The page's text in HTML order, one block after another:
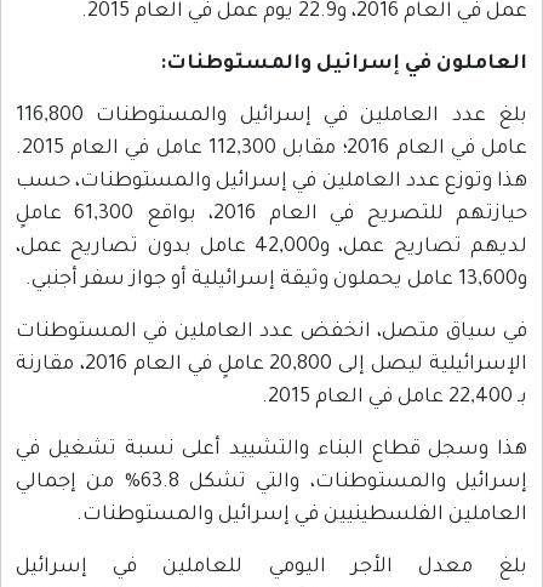
عمل في العام 2016، و22.9 يوم عمل في العام 2015.
العاملون في إسرائيل والمستوطنات:
بلغ عدد العاملين في إسرائيل والمستوطنات 116,800
عامل في العام 2016؛ مقابل 112,300 عامل في العام 2015.
هذا وتوزع عدد العاملين في إسرائيل والمستوطنات، حسب
حيازتهم للتصريح في العام 2016، بواقع 61,300 عاملٍ
لديهم تصاريح عمل، و42,000 عامل بدون تصاريح عمل،
و13,600 عامل يحملون وثيقة إسرائيلية أو جواز سفر أجنبي.
في سياق متصل، انخفض عدد العاملين في المستوطنات
الإسرائيلية ليصل إلى 20,800 عاملٍ في العام 2016، مقارنة
بـ 22,400 عامل في العام 2015.
هذا وسجل قطاع البناء والتشييد أعلى نسبة تشغيل في
إسرائيل والمستوطنات، والتي تشكل 63.8% من إجمالي
العاملين الفلسطينيين في إسرائيل والمستوطنات.
بلغ معدل الأجر اليومي للعاملين في إسرائيل